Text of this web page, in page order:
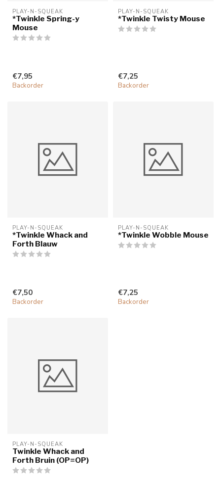
PLAY-N-SQUEAK
*Twinkle Spring-y
Mouse
€7,95
Backorder
PLAY-N-SQUEAK
*Twinkle Twisty Mouse
€7,25
Backorder
PLAY-N-SQUEAK
*Twinkle Whack and
Forth Blauw
€7,50
Backorder
PLAY-N-SQUEAK
*Twinkle Wobble Mouse
€7,25
Backorder
PLAY-N-SQUEAK
Twinkle Whack and
Forth Bruin (OP=OP)